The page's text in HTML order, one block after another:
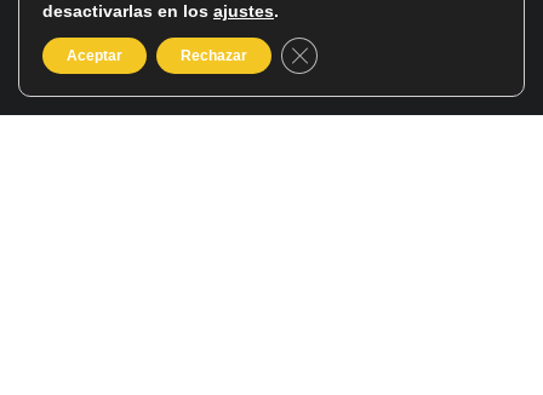
desactivarlas en los ajustes.
Aceptar Rechazar Cerrar el banner de cookies